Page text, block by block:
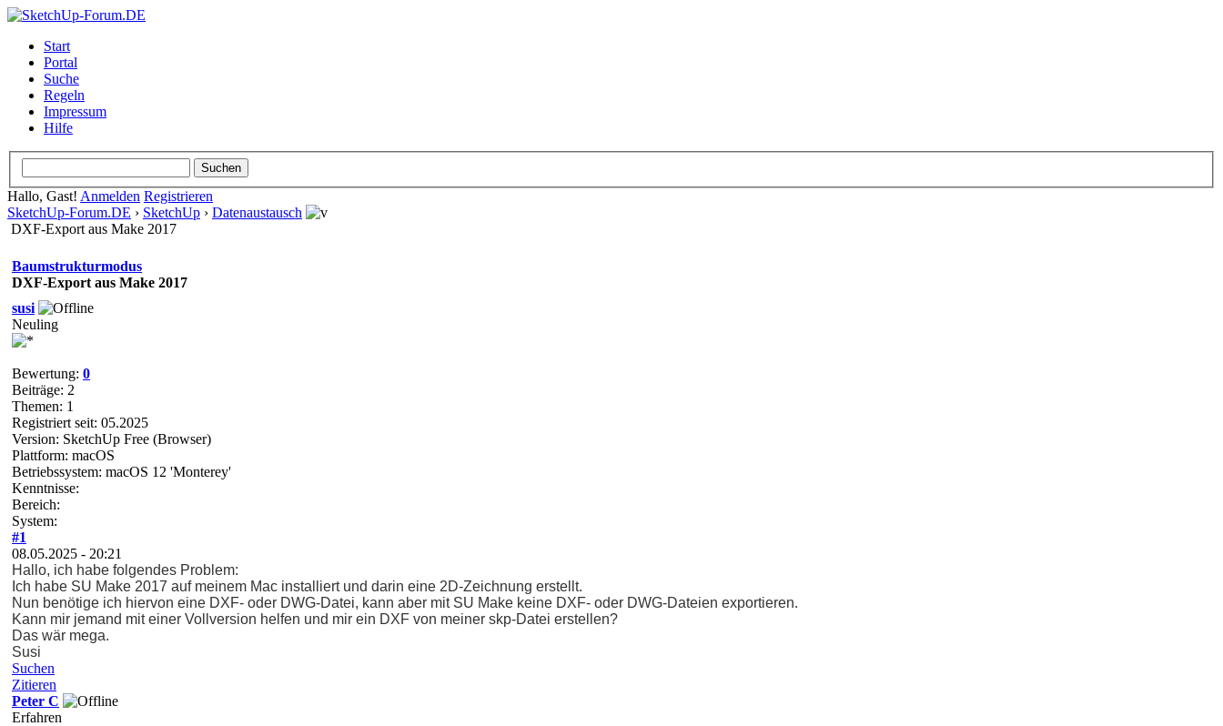
Start
Portal
Suche
Regeln
Impressum
Hilfe
Hallo, Gast! Anmelden Registrieren
SketchUp-Forum.DE › SketchUp › Datenaustausch
DXF-Export aus Make 2017
Baumstrukturmodus
DXF-Export aus Make 2017
susi
Neuling
Bewertung: 0
Beiträge: 2
Themen: 1
Registriert seit: 05.2025
Version: SketchUp Free (Browser)
Plattform: macOS
Betriebssystem: macOS 12 'Monterey'
Kenntnisse:
Bereich:
System:
#1
08.05.2025 - 20:21
Hallo, ich habe folgendes Problem:
Ich habe SU Make 2017 auf meinem Mac installiert und darin eine 2D-Zeichnung erstellt.
Nun benötige ich hiervon eine DXF- oder DWG-Datei, kann aber mit SU Make keine DXF- oder DWG-Dateien exportieren.
Kann mir jemand mit einer Vollversion helfen und mir ein DXF von meiner skp-Datei erstellen?
Das wär mega.
Susi
Suchen
Zitieren
Peter C
Erfahren